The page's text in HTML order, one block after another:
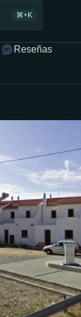
⌘+K
Reseñas